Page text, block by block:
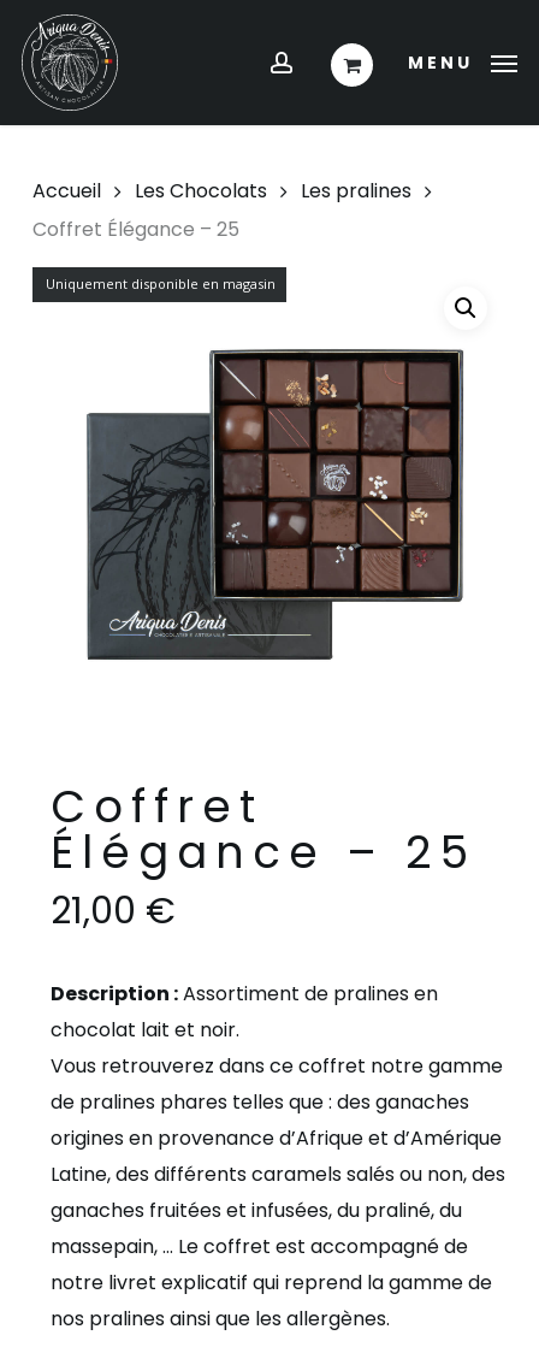
main
content
account MENU
Accueil Les Chocolats
Les pralines
Coffret Élégance – 25
Uniquement disponible en magasin
Coffret
Élégance – 25
21,00 €
Description :Assortiment de pralines en
chocolat lait et noir.
Vous retrouverez dans ce coffret notre gamme
de pralines phares telles que : des ganaches
origines en provenance d’Afrique et d’Amérique
Latine, des différents caramels salés ou non, des
ganaches fruitées et infusées, du praliné, du
massepain, … Le coffret est accompagné de
notre livret explicatif qui reprend la gamme de
nos pralines ainsi que les allergènes.